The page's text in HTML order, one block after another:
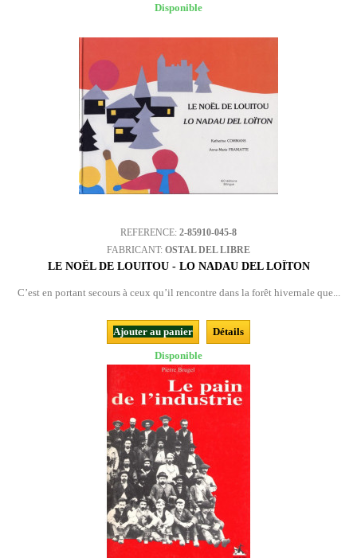
Disponible
REFERENCE: 2-85910-045-8
FABRICANT: OSTAL DEL LIBRE
LE NOËL DE LOUITOU - LO NADAU DEL LOÏTON
C’est en portant secours à ceux qu’il rencontre dans la forêt hivernale que...
Ajouter au panier
Détails
Disponible